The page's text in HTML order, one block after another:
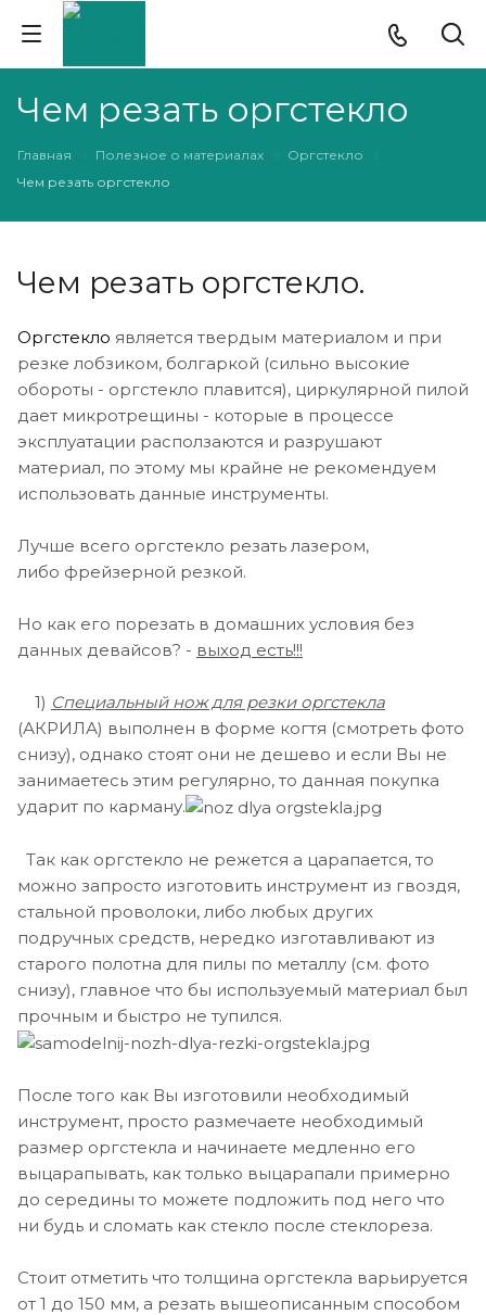
Чем резать оргстекло
Главная Полезное о материалах
Оргстекло
Чем резать оргстекло
Чем резать оргстекло.
Оргстекло является твердым материалом и при
резке лобзиком, болгаркой (сильно высокие
обороты - оргстекло плавится), циркулярной пилой
дает микротрещины - которые в процессе
эксплуатации расползаются и разрушают
материал, по этому мы крайне не рекомендуем
использовать данные инструменты.
Лучше всего оргстекло резать лазером,
либо фрейзерной резкой.
Но как его порезать в домашних условия без
данных девайсов? - выход есть!!!
1) Специальный нож для резки оргстекла
(АКРИЛА) выполнен в форме когтя (смотреть фото
снизу), однако стоят они не дешево и если Вы не
занимаетесь этим регулярно, то данная покупка
ударит по карману.
Так как оргстекло не режется а царапается, то
можно запросто изготовить инструмент из гвоздя,
стальной проволоки, либо любых других
подручных средств, нередко изготавливают из
старого полотна для пилы по металлу (см. фото
снизу), главное что бы используемый материал был
прочным и быстро не тупился.
После того как Вы изготовили необходимый
инструмент, просто размечаете необходимый
размер оргстекла и начинаете медленно его
выцарапывать, как только выцарапали примерно
до середины то можете подложить под него что
ни будь и сломать как стекло после стеклореза.
Стоит отметить что толщина оргстекла варьируется
от 1 до 150 мм, а резать вышеописанным способом